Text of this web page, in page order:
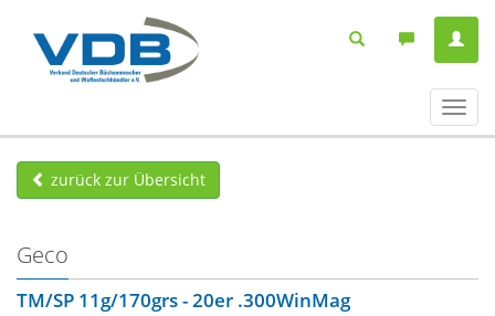
ein-/
zurück zur Übersicht
Geco
TM/SP 11g/170grs - 20er .300WinMag